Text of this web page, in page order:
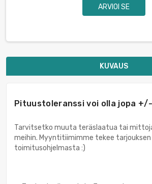
ARVIOI SE
KUVAUS
Pituustoleranssi voi olla jopa +/-
Tarvitsetko muuta teräslaatua tai
meihin. Myyntitiimimme tekee
toimitusohjelmasta :)